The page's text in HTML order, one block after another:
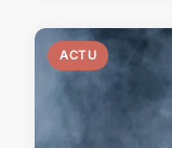
ACTU